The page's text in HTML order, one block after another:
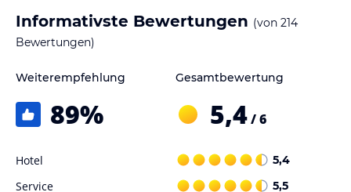
Zimmer / Unterbringung im Hotel
Renovierte Royal Level Suiten mit allen Annehmlichkeiten
Gastronomische Bereiche für jeden Geschmack.
Büffetrestaurant "Terra Sana": Internationale Küche.
A la Carte-Restaurant "Dolce Vita": Italienische Küche.
Informativste Bewertungen (von 214
Bewertungen)
Weiterempfehlung
89%
Gesamtbewertung
5,4/ 6
Hotel 5,4
Service 5,5